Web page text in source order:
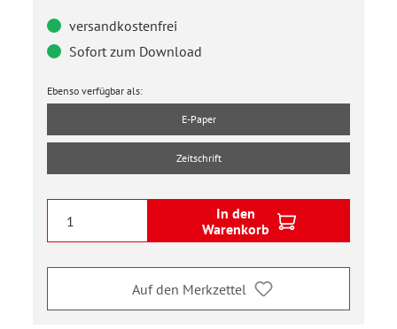
versandkostenfrei
Sofort zum Download
Ebenso verfügbar als:
E-Paper
Zeitschrift
In den
Warenkorb
Auf den Merkzettel